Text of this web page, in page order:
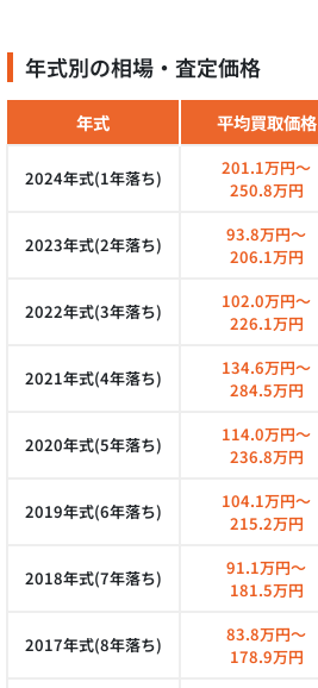
年式別の相場・査定価格
年式 平均買取価格
2024年式(1年落ち)
201.1万円～
250.8万円
2023年式(2年落ち)
93.8万円～
206.1万円
2022年式(3年落ち)
102.0万円～
226.1万円
2021年式(4年落ち)
134.6万円～
284.5万円
2020年式(5年落ち)
114.0万円～
236.8万円
2019年式(6年落ち)
104.1万円～
215.2万円
2018年式(7年落ち)
91.1万円～
181.5万円
2017年式(8年落ち)
83.8万円～
178.9万円